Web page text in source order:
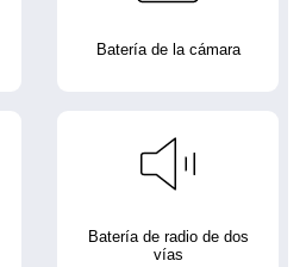
Batería de la cámara
Batería de radio de dos
vías